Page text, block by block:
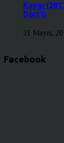
Kaygı
Dört’ü
21 Mayıs,
Facebook